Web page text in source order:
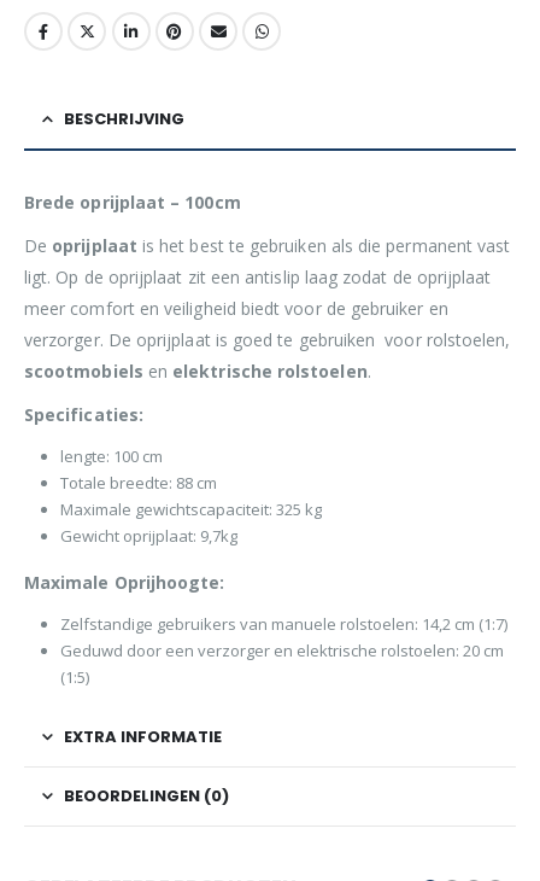
BESCHRIJVING
Brede oprijplaat – 100cm
De oprijplaat is het best te gebruiken als die permanent vast
ligt. Op de oprijplaat zit een antislip laag zodat de oprijplaat
meer comfort en veiligheid biedt voor de gebruiker en
verzorger. De oprijplaat is goed te gebruiken voor rolstoelen,
scootmobiels en elektrische rolstoelen.
Specificaties:
lengte: 100 cm
Totale breedte: 88 cm
Maximale gewichtscapaciteit: 325 kg
Gewicht oprijplaat: 9,7kg
Maximale Oprijhoogte:
Zelfstandige gebruikers van manuele rolstoelen: 14,2 cm (1:7)
Geduwd door een verzorger en elektrische rolstoelen: 20 cm
(1:5)
EXTRA INFORMATIE
BEOORDELINGEN (0)